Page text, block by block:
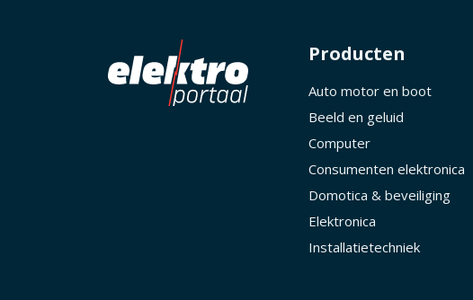
Producten
Auto motor en boot
Beeld en geluid
Computer
Consumenten elektronica
Domotica & beveiliging
Elektronica
Installatietechniek